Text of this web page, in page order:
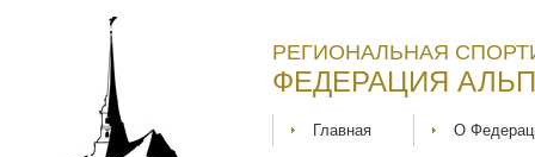
РЕГИОНАЛЬНАЯ
ФЕДЕРАЦИЯ
Главная О